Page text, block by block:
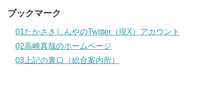
ブックマーク
01たかさきしんやのTwitter（現X）アカウント
02高崎真哉のホームページ
03上記の裏口（総合案内所）